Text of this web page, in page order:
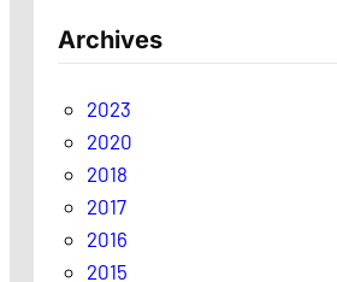
Archives
2023
2020
2018
2017
2016
2015